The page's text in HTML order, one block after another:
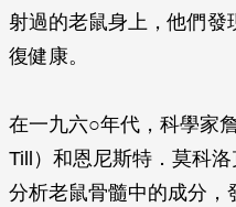
射過的老鼠身上，他們發
復健康。
在一九六○年代，科學家
Till）和恩尼斯特．莫科洛
分析老鼠骨髓中的成分，